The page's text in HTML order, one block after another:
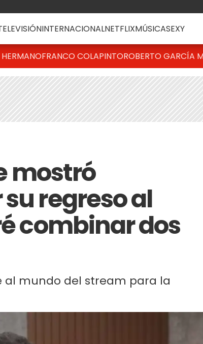
INTERNACIONALNETFLIXMÚSICASEXY
FRANCO COLAPINTOROBERTO GARCÍA
mostró
regreso al
combinar dos
al mundo del stream para la